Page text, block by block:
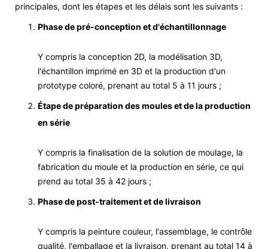
principales, dont les étapes et les délais sont les suivants :
Phase de pré-conception et d'échantillonnage
Y compris la conception 2D, la modélisation 3D,
l'échantillon imprimé en 3D et la production d'un
prototype coloré, prenant au total 5 à 11 jours ;
Étape de préparation des moules et de la production
en série
Y compris la finalisation de la solution de moulage, la
fabrication du moule et la production en série, ce qui
prend au total 35 à 42 jours ;
Phase de post-traitement et de livraison
Y compris la peinture couleur, l'assemblage, le contrôle
qualité, l'emballage et la livraison, prenant au total 14 à